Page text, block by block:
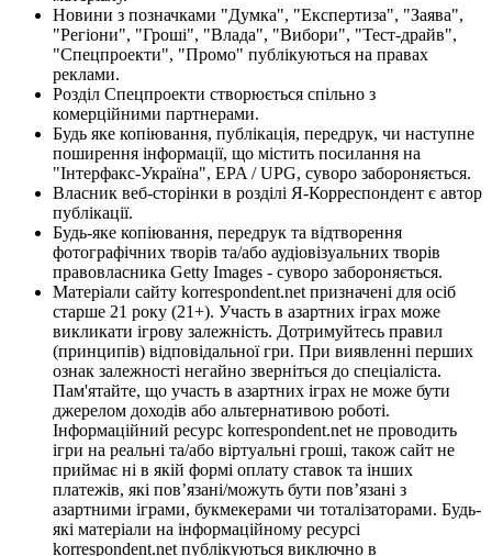
Новини з позначками "Думка", "Експертиза", "Заява",
"Регіони", "Гроші", "Влада", "Вибори", "Тест-драйв",
"Спецпроекти", "Промо" публікуються на правах
реклами.
Розділ Спецпроекти створюється спільно з
комерційними партнерами.
Будь яке копіювання, публікація, передрук, чи наступне
поширення інформації, що містить посилання на
"Інтерфакс-Україна", EPA / UPG, суворо забороняється.
Власник веб-сторінки в розділі Я-Корреспондент є автор
публікації.
Будь-яке копіювання, передрук та відтворення
фотографічних творів та/або аудіовізуальних творів
правовласника Getty Images - суворо забороняється.
Матеріали сайту korrespondent.net призначені для осіб
старше 21 року (21+). Участь в азартних іграх може
викликати ігрову залежність. Дотримуйтесь правил
(принципів) відповідальної гри. При виявленні перших
ознак залежності негайно зверніться до спеціаліста.
Пам'ятайте, що участь в азартних іграх не може бути
джерелом доходів або альтернативою роботі.
Інформаційний ресурс korrespondent.net не проводить
ігри на реальні та/або віртуальні гроші, також сайт не
приймає ні в якій формі оплату ставок та інших
платежів, які пов’язані/можуть бути пов’язані з
азартними іграми, букмекерами чи тоталізаторами. Будь-
які матеріали на інформаційному ресурсі
korrespondent.net публікуються виключно в